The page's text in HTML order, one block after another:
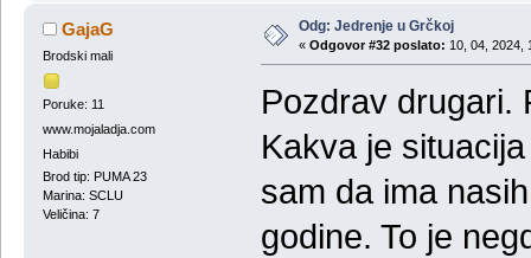
GajaG
Brodski mali
Poruke: 11
www.mojaladja.com
Habibi
Brod tip: PUMA 23
Marina: SCLU
Veličina: 7
Odg: Jedrenje u Grčkoj
« Odgovor #32 poslato: 10, 04, 2024,
Pozdrav drugari.
Kakva je
sam da ima
godine. To je